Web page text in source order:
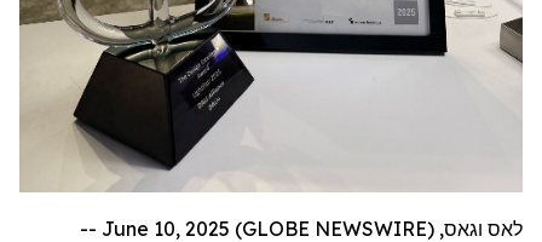
לאס וגאס, June 10, 2025 (GLOBE NEWSWIRE) --